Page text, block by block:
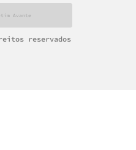
reservados